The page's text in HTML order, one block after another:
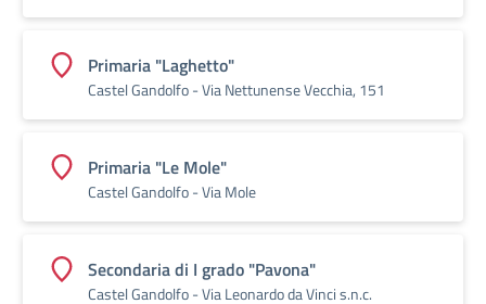
Primaria "Laghetto"
Castel Gandolfo - Via Nettunense Vecchia, 151
Primaria "Le Mole"
Castel Gandolfo - Via Mole
Secondaria di I grado "Pavona"
Castel Gandolfo -​ Via Leonardo da Vinci s.n.c.